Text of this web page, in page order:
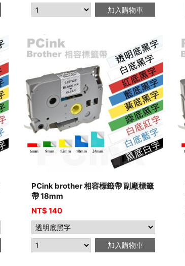
加入購物車
PCink brother 相容標籤帶 副廠標籤
帶 18mm
NT$140
加入購物車